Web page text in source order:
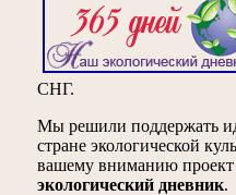
СНГ.
Мы решили поддержать
стране экологической
вашему вниманию проект
экологический дневник.